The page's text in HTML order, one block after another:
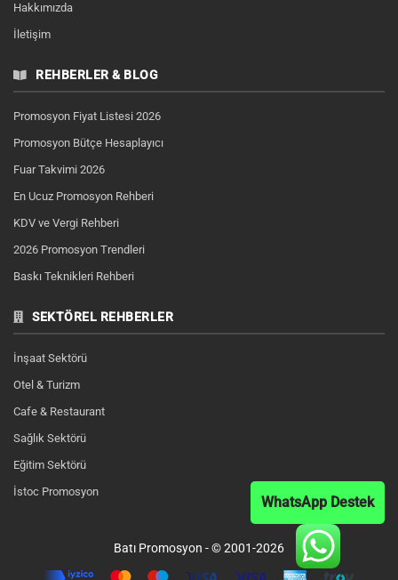
WhatsApp Destek
Hakkımızda
İletişim
REHBERLER & BLOG
Promosyon Fiyat Listesi 2026
Promosyon Bütçe Hesaplayıcı
Fuar Takvimi 2026
En Ucuz Promosyon Rehberi
KDV ve Vergi Rehberi
2026 Promosyon Trendleri
Baskı Teknikleri Rehberi
SEKTÖREL REHBERLER
İnşaat Sektörü
Otel & Turizm
Cafe & Restaurant
Sağlık Sektörü
Eğitim Sektörü
İstoc Promosyon
Batı Promosyon - © 2001-2026